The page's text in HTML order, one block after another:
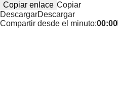
Copiar enlace Copiar
DescargarDescargar
Compartir desde el minuto:00:00